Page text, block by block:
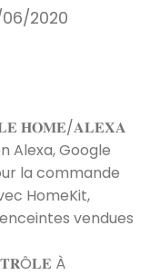
06/2020
𝐇𝐎𝐌𝐄/𝐀𝐋𝐄𝐗𝐀
Alexa, Google
la commande
HomeKit,
vendues
À